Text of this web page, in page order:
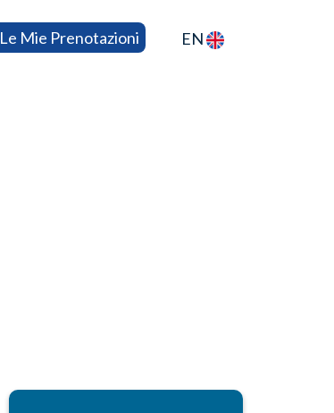
Le Mie Prenotazioni EN